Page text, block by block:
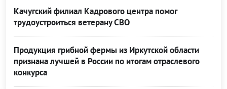
Качугский филиал Кадрового центра помог
трудоустроиться ветерану СВО
Продукция грибной фермы из Иркутской области
признана лучшей в России по итогам отраслевого
конкурса